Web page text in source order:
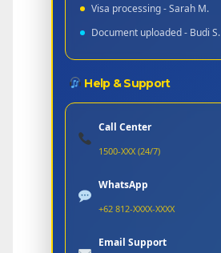
Visa processing - Sarah M.
Document uploaded - Budi S.
Help & Support
Call Center
1500-XXX (24/7)
WhatsApp
+62 812-XXXX-XXXX
Email Support